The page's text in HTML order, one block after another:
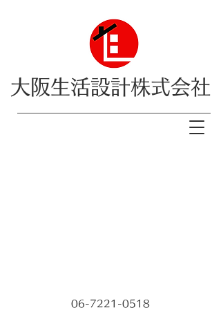
大阪生活設計株式会社
06-7221-0518